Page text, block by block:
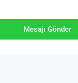
Mesajı Gönder